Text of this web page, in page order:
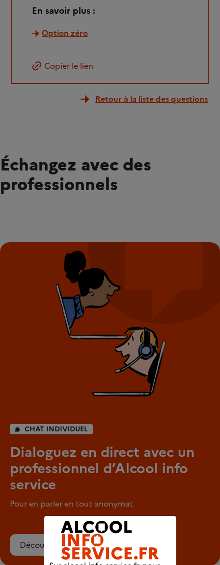
En savoir plus :
Option zéro
Copier le lien
Retour à la liste des questions
Échangez avec des
professionnels
CHAT INDIVIDUEL
Dialoguez en direct avec un
professionnel d’Alcool info
service
Pour en parler en tout anonymat
Découvrez le chat